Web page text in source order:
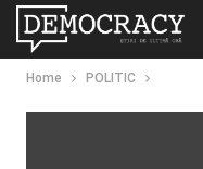
Home POLITIC